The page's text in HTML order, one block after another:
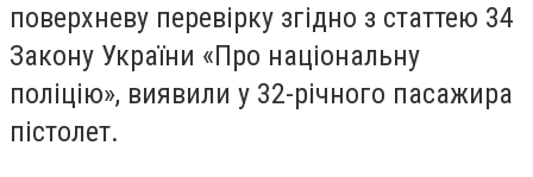
поверхневу перевірку згідно з статтею 34
Закону України «Про національну
поліцію», виявили у 32-річного пасажира
пістолет.